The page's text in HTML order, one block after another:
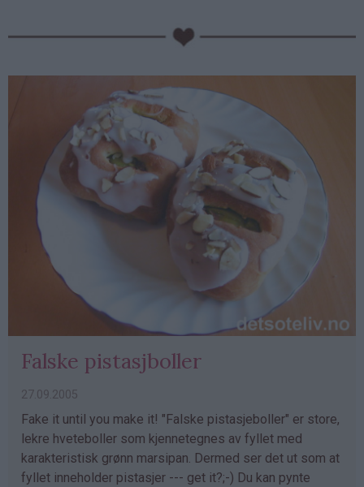
PubGalaxy
Falske pistasjboller
27.09.2005
Fake it until you make it! "Falske pistasjeboller" er store,
lekre hveteboller som kjennetegnes av fyllet med
karakteristisk grønn marsipan. Dermed ser det ut som at
fyllet inneholder pistasjer --- get it?;-) Du kan pynte